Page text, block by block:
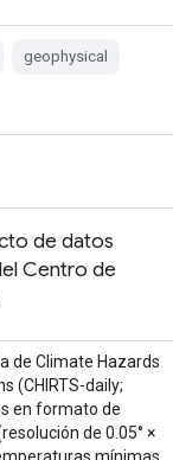
geophysical
de datos
Centro de
de Climate Hazards
(CHIRTS-daily;
en formato de
de 0.05° ×